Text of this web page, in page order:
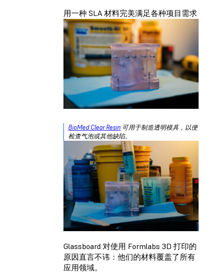
用一种 SLA 材料完美满足各种项目需求
BioMed Clear Resin 可用于制造透明模具，以便
检查气泡或其他缺陷。
Glassboard 对使用 Formlabs 3D 打印的
原因直言不讳：他们的材料覆盖了所有
应用领域。